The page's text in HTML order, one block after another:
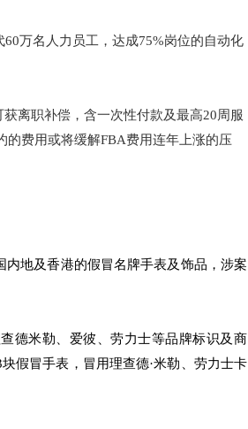
万名人力员工，达成75%岗位的自动化
离职补偿，含一次性付款及最高20周服
费用或将缓解FBA费用连年上涨的压
地及香港的假冒名牌手表及饰品，涉案
德米勒、爱彼、劳力士等品牌标识及商
假冒手表，冒用理查德·米勒、劳力士卡